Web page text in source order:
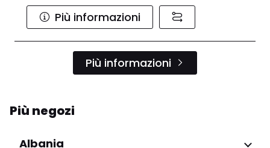
Più informazioni
Più informazioni
Più negozi
Albania